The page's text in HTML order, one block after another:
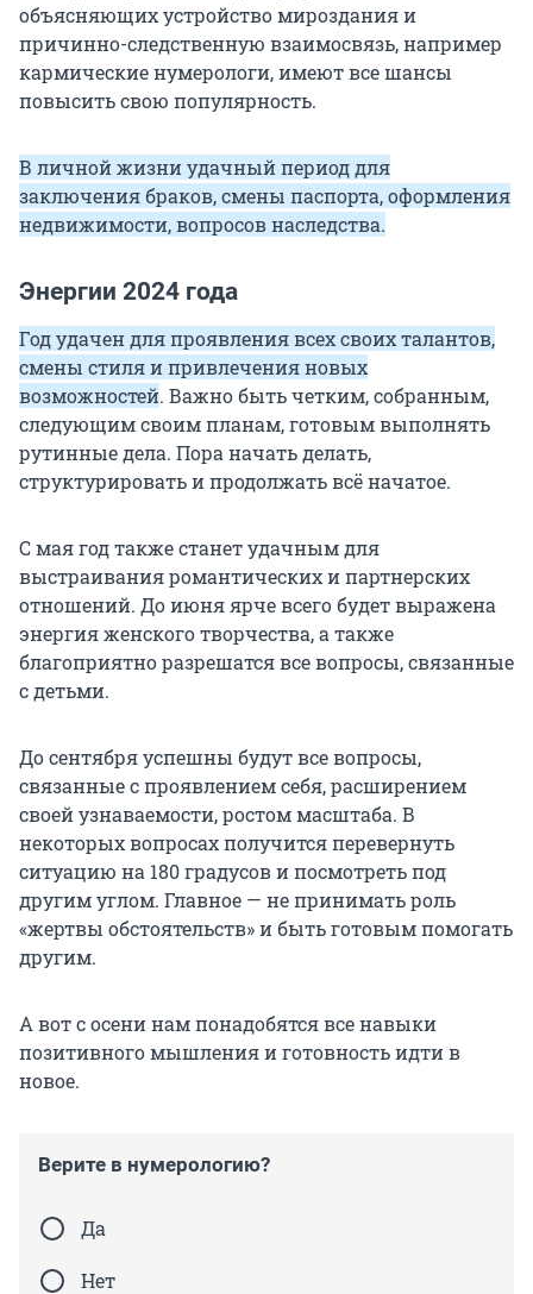
объясняющих устройство мироздания и
причинно-следственную взаимосвязь, например
кармические нумерологи, имеют все шансы
повысить свою популярность.
В личной жизни удачный период для
заключения браков, смены паспорта, оформления
недвижимости, вопросов наследства.
Энергии 2024 года
Год удачен для проявления всех своих талантов,
смены стиля и привлечения новых
возможностей. Важно быть четким, собранным,
следующим своим планам, готовым выполнять
рутинные дела. Пора начать делать,
структурировать и продолжать всё начатое.
С мая год также станет удачным для
выстраивания романтических и партнерских
отношений. До июня ярче всего будет выражена
энергия женского творчества, а также
благоприятно разрешатся все вопросы, связанные
с детьми.
До сентября успешны будут все вопросы,
связанные с проявлением себя, расширением
своей узнаваемости, ростом масштаба. В
некоторых вопросах получится перевернуть
ситуацию на 180 градусов и посмотреть под
другим углом. Главное — не принимать роль
«жертвы обстоятельств» и быть готовым помогать
другим.
А вот с осени нам понадобятся все навыки
позитивного мышления и готовность идти в
новое.
Верите в нумерологию?
Да
Нет